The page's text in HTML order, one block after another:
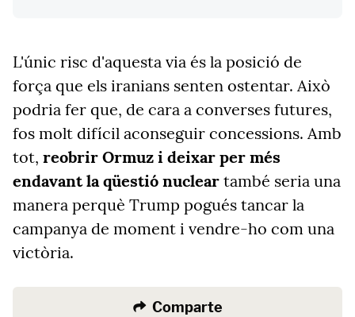
L'únic risc d'aquesta via és la posició de
força que els iranians senten ostentar. Això
podria fer que, de cara a converses futures,
fos molt difícil aconseguir concessions. Amb
tot, reobrir Ormuz i deixar per més
endavant la qüestió nuclear també seria una
manera perquè Trump pogués tancar la
campanya de moment i vendre-ho com una
victòria.
Comparte